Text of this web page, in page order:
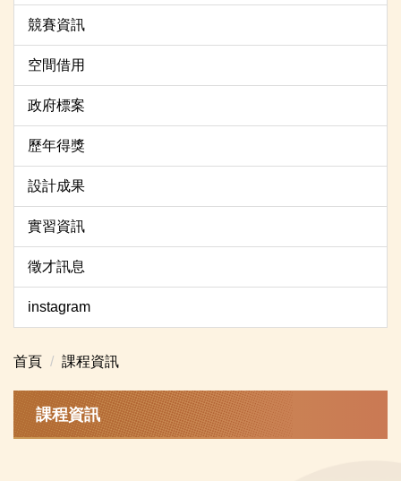
競賽資訊
空間借用
政府標案
歷年得獎
設計成果
實習資訊
徵才訊息
instagram
首頁 課程資訊
課程資訊